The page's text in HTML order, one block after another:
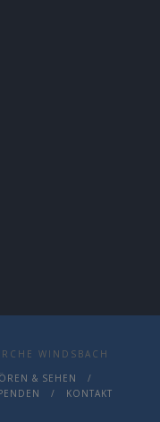
WINDSBACH
& SEHEN
KONTAKT